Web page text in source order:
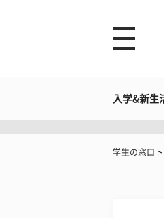
入学&新生
学生の窓口